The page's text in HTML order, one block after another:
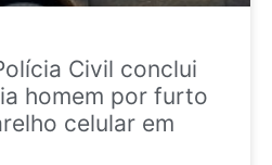
Civil conclui
homem por furto
celular em